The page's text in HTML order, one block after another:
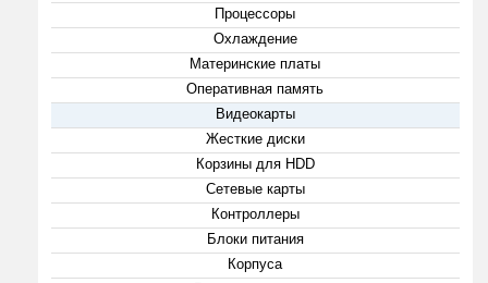
Процессоры
Охлаждение
Материнские платы
Оперативная память
Видеокарты
Жесткие диски
Корзины для HDD
Сетевые карты
Контроллеры
Блоки питания
Корпуса